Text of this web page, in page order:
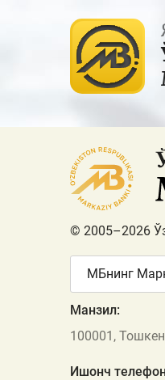
© 2005–2026
МБнинг
Манзил:
100001,
Ишонч